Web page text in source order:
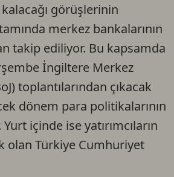
görüşlerinin
merkez bankalarının
takip ediliyor. Bu kapsamda
İngiltere Merkez
toplantılarından çıkacak
dönem para politikalarının
içinde ise yatırımcıların
olan Türkiye Cumhuriyet